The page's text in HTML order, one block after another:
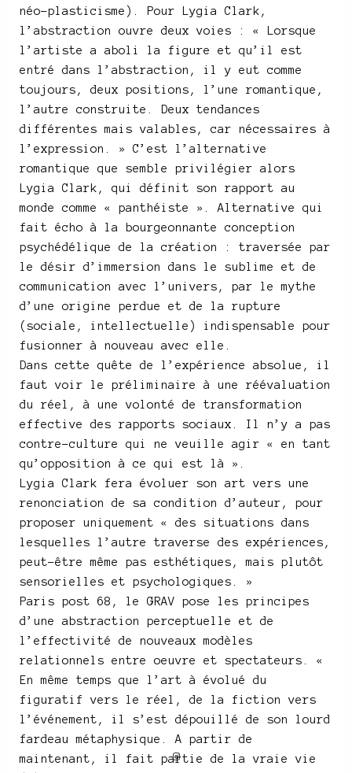
néo-plasticisme). Pour Lygia Clark,
l’abstraction ouvre deux voies : « Lorsque
l’artiste a aboli la figure et qu’il est
entré dans l’abstraction, il y eut comme
toujours, deux positions, l’une romantique,
l’autre construite. Deux tendances
différentes mais valables, car nécessaires à
l’expression. » C’est l’alternative
romantique que semble privilégier alors
Lygia Clark, qui définit son rapport au
monde comme « panthéiste ». Alternative qui
fait écho à la bourgeonnante conception
psychédélique de la création : traversée par
le désir d’immersion dans le sublime et de
communication avec l’univers, par le mythe
d’une origine perdue et de la rupture
(sociale, intellectuelle) indispensable pour
fusionner à nouveau avec elle.
Dans cette quête de l’expérience absolue, il
faut voir le préliminaire à une réévaluation
du réel, à une volonté de transformation
effective des rapports sociaux. Il n’y a pas
contre-culture qui ne veuille agir « en tant
qu’opposition à ce qui est là ».
Lygia Clark fera évoluer son art vers une
renonciation de sa condition d’auteur, pour
proposer uniquement « des situations dans
lesquelles l’autre traverse des expériences,
peut-être même pas esthétiques, mais plutôt
sensorielles et psychologiques. »
Paris post 68, le GRAV pose les principes
d’une abstraction perceptuelle et de
l’effectivité de nouveaux modèles
relationnels entre oeuvre et spectateurs. «
En même temps que l’art à évolué du
figuratif vers le réel, de la fiction vers
l’événement, il s’est dépouillé de son lourd
fardeau métaphysique. A partir de
maintenant, il fait partie de la vraie vie